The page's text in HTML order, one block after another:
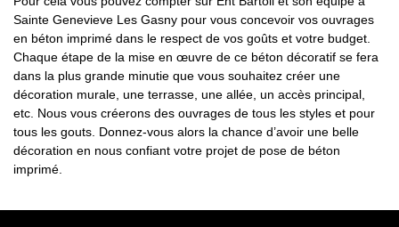
Sainte Genevieve Les Gasny pour vous concevoir vos ouvrages
en béton imprimé dans le respect de vos goûts et votre budget.
Chaque étape de la mise en œuvre de ce béton décoratif se fera
dans la plus grande minutie que vous souhaitez créer une
décoration murale, une terrasse, une allée, un accès principal,
etc. Nous vous créerons des ouvrages de tous les styles et pour
tous les gouts. Donnez-vous alors la chance d’avoir une belle
décoration en nous confiant votre projet de pose de béton
imprimé.